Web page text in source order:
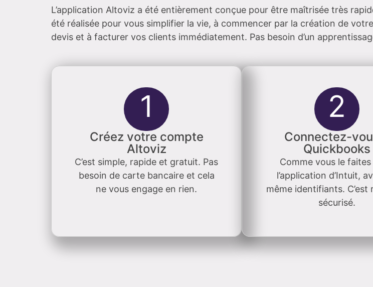
L’application Altoviz a été entièrement conçue pour être maîtrisée très
été réalisée pour vous simplifier la vie, à commencer par la création de
devis et à facturer vos clients immédiatement. Pas besoin d’un
1
Créez votre compte
Altoviz
C’est simple, rapide et gratuit. Pas
besoin de carte bancaire et cela
ne vous engage en rien.
2
Connectez-
Quickbooks
Comme vous le
l’application d’Intuit,
même identifiants. C’est
sécurisé.